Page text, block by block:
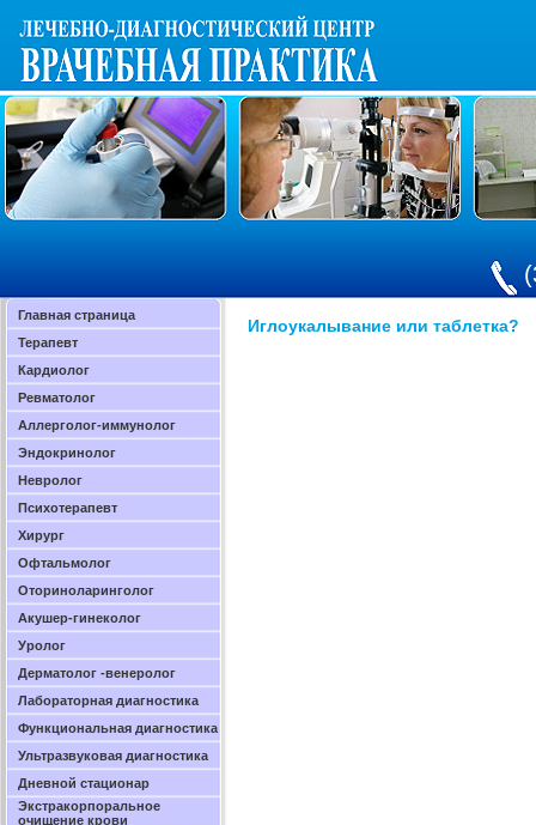
Главная страница
Терапевт
Кардиолог
Ревматолог
Аллерголог-иммунолог
Эндокринолог
Невролог
Психотерапевт
Хирург
Офтальмолог
Оториноларинголог
Акушер-гинеколог
Уролог
Дерматолог -венеролог
Лабораторная диагностика
Функциональная диагностика
Ультразвуковая диагностика
Дневной стационар
Экстракорпоральное
очищение крови
Иглоукалывание или таблетка?